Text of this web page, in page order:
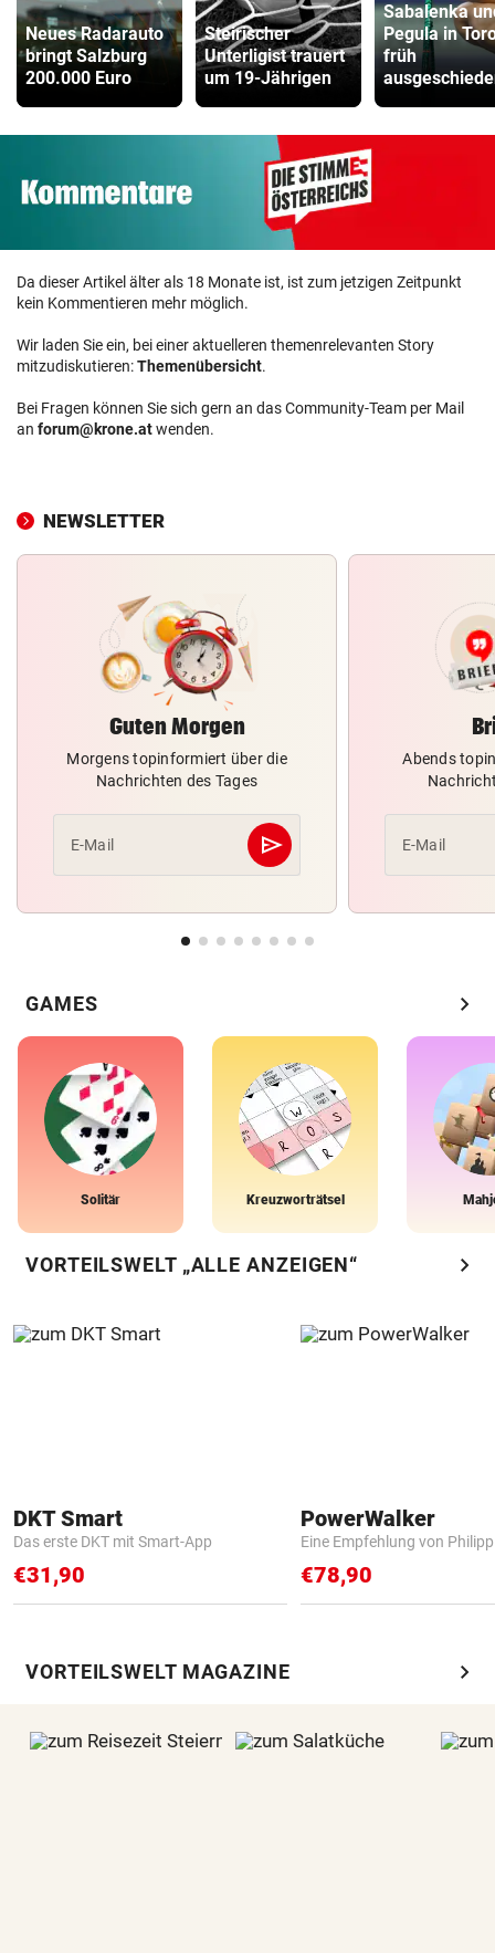
Neues Radarauto
bringt Salzburg
200.000 Euro
Steirischer
Unterligist trauert
um 19-Jährigen
Sabalenka
Pegula in
früh
Da dieser Artikel älter als 18 Monate ist, ist zum jetzigen Zeitpunkt
kein Kommentieren mehr möglich.
Wir laden Sie ein, bei einer aktuelleren themenrelevanten Story
mitzudiskutieren:Themenübersicht.
Bei Fragen können Sie sich gern an das Community-Team per Mail
an forum@krone.atwenden.
NEWSLETTER
Guten Morgen
Morgens topinformiert über die
Nachrichten des Tages
E-Mail send
Abschicken
Abends
E-Mail
GAMES chevron_right
Solitär Kreuzworträtsel
VORTEILSWELT „ALLE ANZEIGEN“ chevron_right
DKT Smart
Das erste DKT mit Smart-App
€31,90
PowerWalker
Eine Empfehlung von
€78,90
VORTEILSWELT MAGAZINE chevron_right